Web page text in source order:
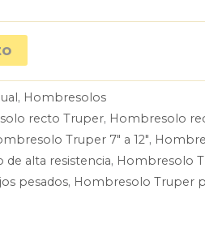
, Hombresolos
recto Truper, Hombresolo
Truper 7″ a 12″,
alta resistencia, Hombresolo
pesados, Hombresolo Truper